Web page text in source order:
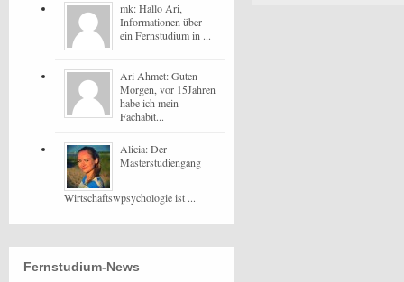
mk: Hallo Ari,
Informationen über
ein Fernstudium in ...
Ari Ahmet: Guten
Morgen, vor 15Jahren
habe ich mein
Fachabit...
Alicia: Der
Masterstudiengang
Wirtschaftswpsychologie ist ...
Fernstudium-News